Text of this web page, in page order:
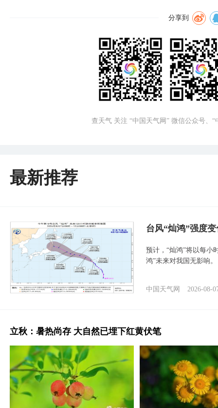
分享到
查天气 关注 “中国天气网” 微信公众号、
最新推荐
台风“灿鸿”强度
预计，“灿鸿”将以每小
鸿”未来对我国无影响。
中国天气网 2026-08-
立秋：暑热尚存 大自然已埋下红黄伏笔